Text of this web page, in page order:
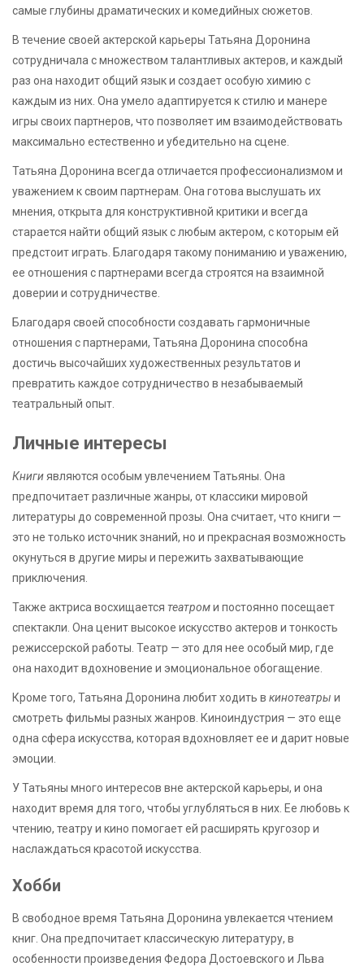
самые глубины драматических и комедийных сюжетов.
В течение своей актерской карьеры Татьяна Доронина
сотрудничала с множеством талантливых актеров, и каждый
раз она находит общий язык и создает особую химию с
каждым из них. Она умело адаптируется к стилю и манере
игры своих партнеров, что позволяет им взаимодействовать
максимально естественно и убедительно на сцене.
Татьяна Доронина всегда отличается профессионализмом и
уважением к своим партнерам. Она готова выслушать их
мнения, открыта для конструктивной критики и всегда
старается найти общий язык с любым актером, с которым ей
предстоит играть. Благодаря такому пониманию и уважению,
ее отношения с партнерами всегда строятся на взаимной
доверии и сотрудничестве.
Благодаря своей способности создавать гармоничные
отношения с партнерами, Татьяна Доронина способна
достичь высочайших художественных результатов и
превратить каждое сотрудничество в незабываемый
театральный опыт.
Личные интересы
Книгиявляются особым увлечением Татьяны. Она
предпочитает различные жанры, от классики мировой
литературы до современной прозы. Она считает, что книги —
это не только источник знаний, но и прекрасная возможность
окунуться в другие миры и пережить захватывающие
приключения.
Также актриса восхищается театроми постоянно посещает
спектакли. Она ценит высокое искусство актеров и тонкость
режиссерской работы. Театр — это для нее особый мир, где
она находит вдохновение и эмоциональное обогащение.
Кроме того, Татьяна Доронина любит ходить в кинотеатры и
смотреть фильмы разных жанров. Киноиндустрия — это еще
одна сфера искусства, которая вдохновляет ее и дарит новые
эмоции.
У Татьяны много интересов вне актерской карьеры, и она
находит время для того, чтобы углубляться в них. Ее любовь к
чтению, театру и кино помогает ей расширять кругозор и
наслаждаться красотой искусства.
Хобби
В свободное время Татьяна Доронина увлекается чтением
книг. Она предпочитает классическую литературу, в
особенности произведения Федора Достоевского и Льва